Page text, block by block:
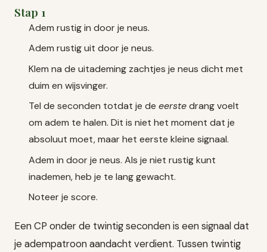
Stap 1
Adem rustig in door je neus.
Adem rustig uit door je neus.
Klem na de uitademing zachtjes je neus dicht met
duim en wijsvinger.
Tel de seconden totdat je de eerstedrang voelt
om adem te halen. Dit is niet het moment dat je
absoluut moet, maar het eerste kleine signaal.
Adem in door je neus. Als je niet rustig kunt
inademen, heb je te lang gewacht.
Noteer je score.
Een CP onder de twintig seconden is een signaal dat
je adempatroon aandacht verdient. Tussen twintig